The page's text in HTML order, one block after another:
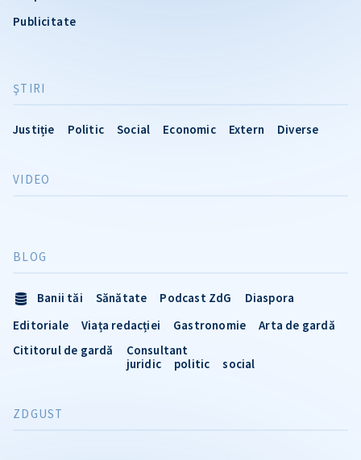
Publicitate
ŞTIRI
Justiție Politic Social Economic Extern Diverse
VIDEO
BLOG
Banii tăi Sănătate Podcast ZdG
Diaspora
Editoriale
Viața redacției Gastronomie
Arta de gardă
Cititorul de gardă
Consultant
juridic
politic social
ZDGUST